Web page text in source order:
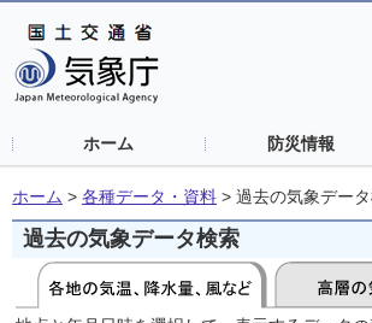
ホーム 防災情報
ホーム > 各種データ・資料 > 過去の気象デー
過去の気象データ検索